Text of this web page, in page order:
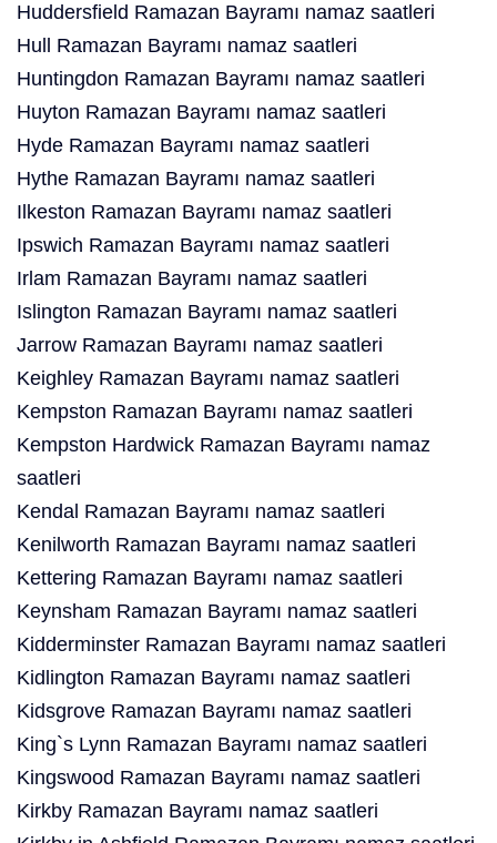
Huddersfield Ramazan Bayramı namaz saatleri
Hull Ramazan Bayramı namaz saatleri
Huntingdon Ramazan Bayramı namaz saatleri
Huyton Ramazan Bayramı namaz saatleri
Hyde Ramazan Bayramı namaz saatleri
Hythe Ramazan Bayramı namaz saatleri
Ilkeston Ramazan Bayramı namaz saatleri
Ipswich Ramazan Bayramı namaz saatleri
Irlam Ramazan Bayramı namaz saatleri
Islington Ramazan Bayramı namaz saatleri
Jarrow Ramazan Bayramı namaz saatleri
Keighley Ramazan Bayramı namaz saatleri
Kempston Ramazan Bayramı namaz saatleri
Kempston Hardwick Ramazan Bayramı namaz
saatleri
Kendal Ramazan Bayramı namaz saatleri
Kenilworth Ramazan Bayramı namaz saatleri
Kettering Ramazan Bayramı namaz saatleri
Keynsham Ramazan Bayramı namaz saatleri
Kidderminster Ramazan Bayramı namaz saatleri
Kidlington Ramazan Bayramı namaz saatleri
Kidsgrove Ramazan Bayramı namaz saatleri
King`s Lynn Ramazan Bayramı namaz saatleri
Kingswood Ramazan Bayramı namaz saatleri
Kirkby Ramazan Bayramı namaz saatleri